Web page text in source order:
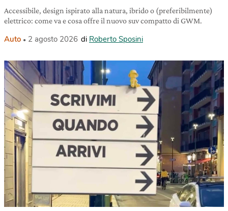
Accessibile, design ispirato alla natura, ibrido o (preferibilmente)
elettrico: come va e cosa offre il nuovo suv compatto di GWM.
Auto 2 agosto 2026 di Roberto Sposini